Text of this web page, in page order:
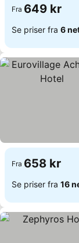
Fra 649 kr
Se priser fra 6
Fra 658 kr
Se priser fra 16